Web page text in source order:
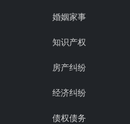
婚姻家事
知识产权
房产纠纷
经济纠纷
债权债务